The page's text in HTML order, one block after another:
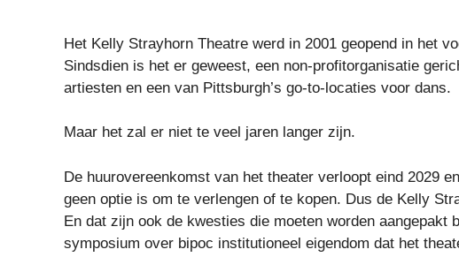
Het Kelly Strayhorn Theatre werd in 2001 geopend in het
Sindsdien is het er geweest, een non-profitorganisatie
artiesten en een van Pittsburgh’s go-to-locaties voor dans.
Maar het zal er niet te veel jaren langer zijn.
De huurovereenkomst van het theater verloopt eind 2029
geen optie is om te verlengen of te kopen. Dus de Kelly
En dat zijn ook de kwesties die moeten worden aangepakt
symposium over bipoc institutioneel eigendom dat het